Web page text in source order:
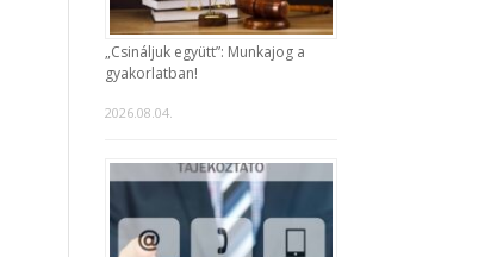
„Csináljuk együtt”: Munkajog a
gyakorlatban!
2026.08.04.